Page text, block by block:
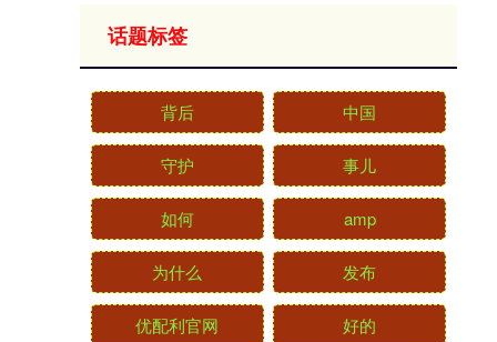
话题标签
背后 中国
守护 事儿
如何 amp
为什么 发布
优配利官网 好的